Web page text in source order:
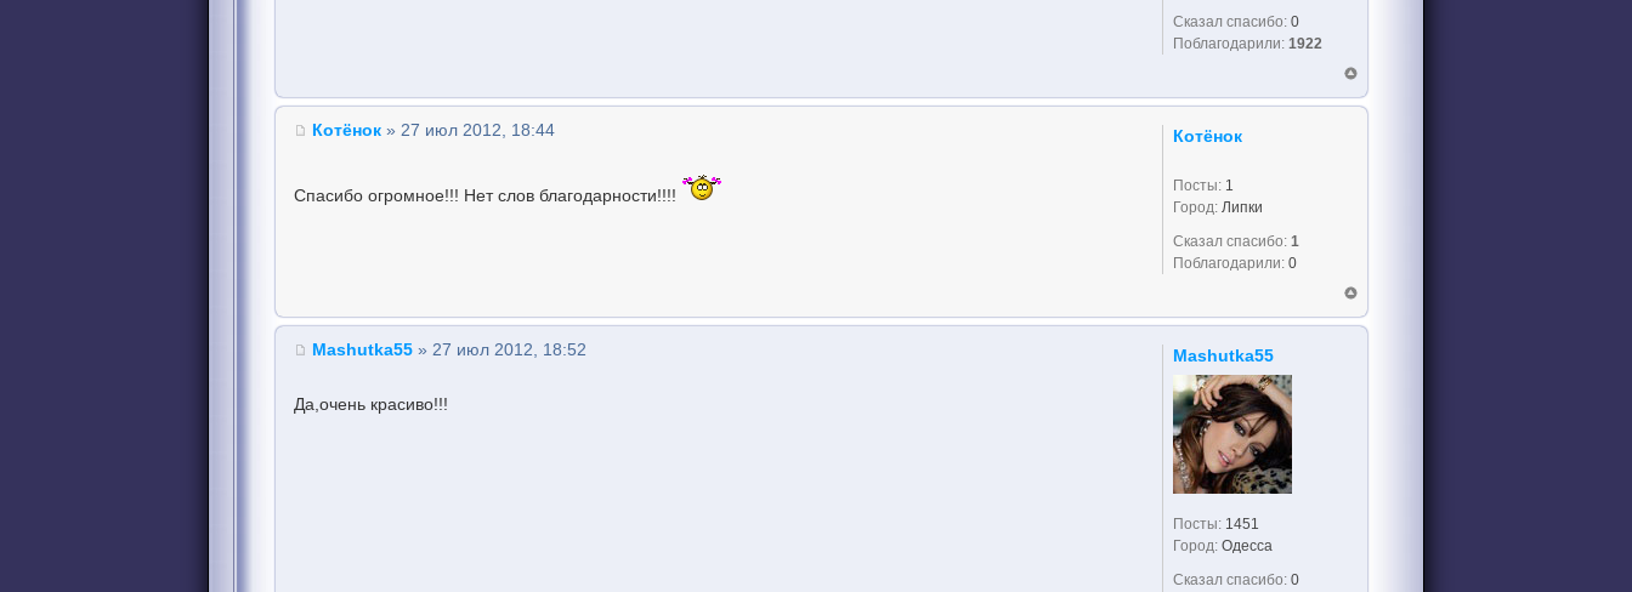
Сказал спасибо: 0
Поблагодарили: 1922
Котёнок » 27 июл 2012, 18:44
Спасибо огромное!!! Нет слов благодарности!!!!
Котёнок
Посты: 1
Город: Липки
Сказал спасибо: 1
Поблагодарили: 0
Mashutka55 » 27 июл 2012, 18:52
Да,очень красиво!!!
Mashutka55
Посты: 1451
Город: Одесса
Сказал спасибо: 0